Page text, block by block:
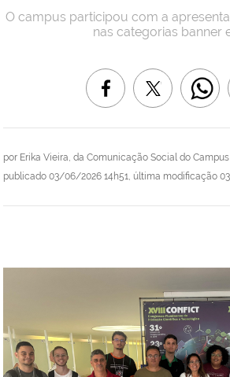
por Erika Vieira, da Comunicação Social do
publicado 03/06/2026 14h51, última modificação
O campus participou com a
nas categorias banner